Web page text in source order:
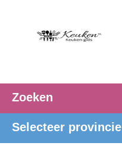
Zoeken
Selecteer provincie